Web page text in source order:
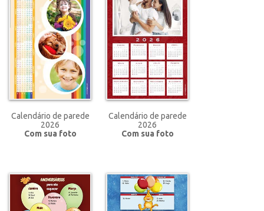
Calendário de parede
2026
Com sua foto
Calendário de parede
2026
Com sua foto